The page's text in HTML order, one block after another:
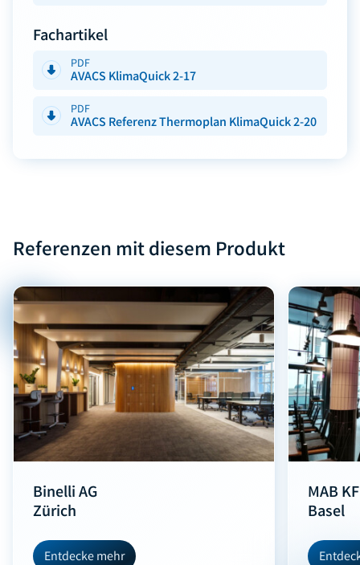
Fachartikel
PDF
AVACS KlimaQuick 2-17
PDF
AVACS Referenz Thermoplan KlimaQuick 2-20
Referenzen mit diesem Produkt
Binelli AG
Zürich
Entdecke mehr
MAB
Basel